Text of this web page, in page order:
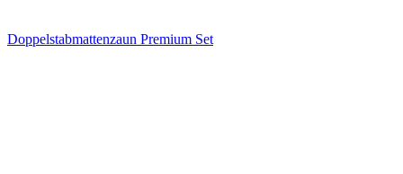
Doppelstabmattenzaun Premium Set